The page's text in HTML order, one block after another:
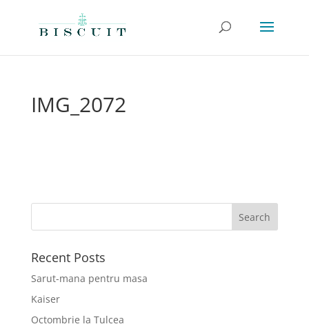
IMG_2072
Recent Posts
Sarut-mana pentru masa
Kaiser
Octombrie la Tulcea